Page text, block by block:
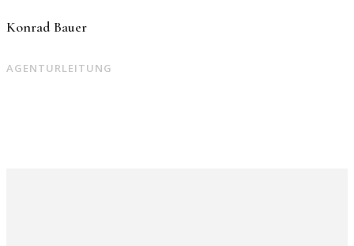
Konrad Bauer
AGENTURLEITUNG